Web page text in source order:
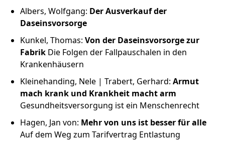
Albers, Wolfgang: Der Ausverkauf der
Daseinsvorsorge
Kunkel, Thomas: Von der Daseinsvorsorge zur
Fabrik Die Folgen der Fallpauschalen in den
Krankenhäusern
Kleinehanding, Nele | Trabert, Gerhard: Armut
mach krank und Krankheit macht arm
Gesundheitsversorgung ist ein Menschenrecht
Hagen, Jan von: Mehr von uns ist besser für alle
Auf dem Weg zum Tarifvertrag Entlastung